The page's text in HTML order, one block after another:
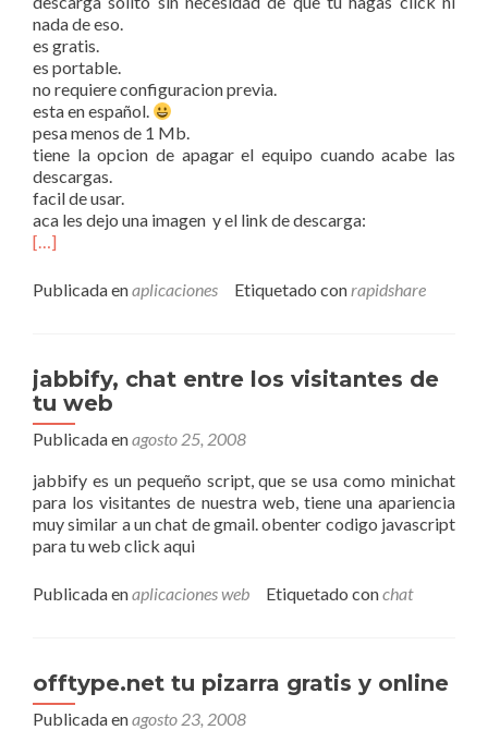
nada de eso.
es gratis.
es portable.
no requiere configuracion previa.
esta en español.
pesa menos de 1 Mb.
tiene la opcion de apagar el equipo cuando acabe las
descargas.
facil de usar.
aca les dejo una imagen y el link de descarga:
[…]
Publicada enaplicaciones Etiquetado conrapidshare
jabbify, chat entre los visitantes de
tu web
Publicada enagosto 25, 2008
jabbify es un pequeño script, que se usa como minichat
para los visitantes de nuestra web, tiene una apariencia
muy similar a un chat de gmail. obenter codigo javascript
para tu web click aqui
Publicada enaplicaciones web Etiquetado conchat
offtype.net tu pizarra gratis y online
Publicada enagosto 23, 2008